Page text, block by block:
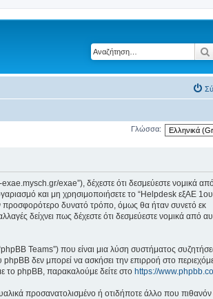
Γλώσσα:
exae”), δέχεστε ότι δεσμεύεστε νομικά
και μη χρησιμοποιήσετε το “Helpdesk εξΑΕ 1ου
προσφορότερο δυνατό τρόπο, όμως θα ήταν συνετό εκ
δείχνει πως δέχεστε ότι δεσμεύεστε νομικά από
Teams”) που είναι μια λύση συστήματος
δεν μπορεί να ασκήσει την επιρροή στο
το phpBB, παρακαλούμε δείτε στο https://
προσανατολισμένο ή οτιδήποτε άλλο που